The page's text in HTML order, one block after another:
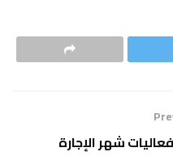
شهر الإجارة